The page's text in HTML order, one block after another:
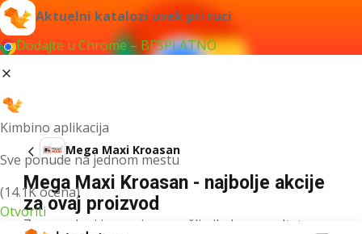
Aktuelni katalozi uvek pri ruci
Dodajte u Chrome – BESPLATNO
Kimbino aplikacija
Sve ponude na jednom mestu
(14.1K ocena)
Otvoriti
Mega Maxi Kroasan
Mega Maxi Kroasan - najbolje akcije
za ovaj proizvod
Za navedeni izraz nismo našli nikakav rezultat.